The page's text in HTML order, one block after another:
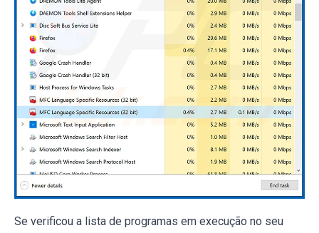
Se verificou a lista de programas em execução no seu